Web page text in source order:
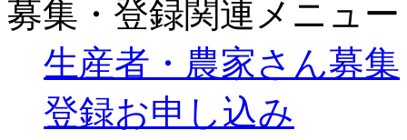
募集・登録関連メニュー
生産者・農家さん募集
登録お申し込み